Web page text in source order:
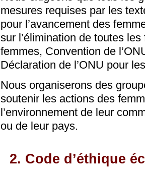
mesures requises par les
pour l’avancement des
sur l’élimination de toutes
femmes, Convention de
Déclaration de l’ONU pour
Nous organiserons des
soutenir les actions des
l’environnement de leur
ou de leur pays.
2. Code d’éthique